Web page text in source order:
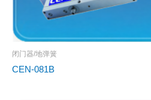
闭门器/地弹簧
CEN-081B